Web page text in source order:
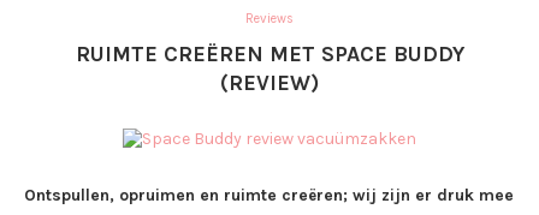
Reviews
RUIMTE CREËREN MET SPACE BUDDY
(REVIEW)
Ontspullen, opruimen en ruimte creëren; wij zijn er druk mee